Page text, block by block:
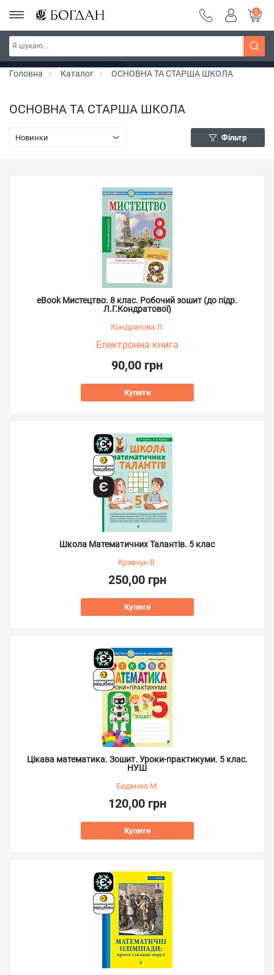
РОЗПРОДАЖ ~ 150 грн ~ 200 грн ~ 250 грн ~
300 грн ~ РОЗПРОДАЖ
Дізнатись більше
0
Головна Каталог ОСНОВНА ТА СТАРША ШКОЛА
ОСНОВНА ТА СТАРША ШКОЛА
Новинки Фільтр
eBook Мистецтво. 8 клас. Робочий зошит (до підр.
Л.Г.Кондратової)
Кондратова Л.
Електронна книга
90,00 грн
Купити
Школа Математичних Талантів. 5 клас
Кравчук В.
250,00 грн
Купити
Цікава математика. Зошит. Уроки-практикуми. 5 клас.
НУШ
Беденко М.
120,00 грн
Купити